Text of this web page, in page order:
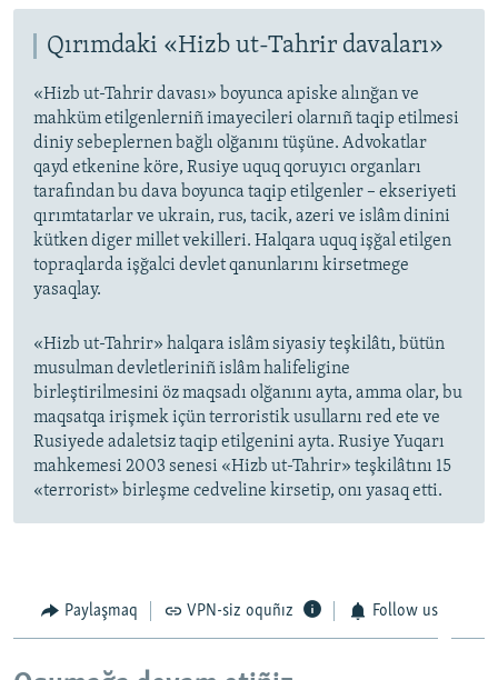
Qırımdaki «Hizb ut-Tahrir davaları»
«Hizb ut-Tahrir davası» boyunca apiske alınğan ve
mahküm etilgenlerniñ imayecileri olarnıñ taqip etilmesi
diniy sebeplernen bağlı olğanını tüşüne. Advokatlar
qayd etkenine köre, Rusiye uquq qoruyıcı organları
tarafından bu dava boyunca taqip etilgenler – ekseriyeti
qırımtatarlar ve ukrain, rus, tacik, azeri ve islâm dinini
kütken diger millet vekilleri. Halqara uquq işğal etilgen
topraqlarda işğalci devlet qanunlarını kirsetmege
yasaqlay.
«Hizb ut-Tahrir» halqara islâm siyasiy teşkilâtı, bütün
musulman devletleriniñ islâm halifeligine
birleştirilmesini öz maqsadı olğanını ayta, amma olar, bu
maqsatqa irişmek içün terroristik usullarnı red ete ve
Rusiyede adaletsiz taqip etilgenini ayta. Rusiye Yuqarı
mahkemesi 2003 senesi «Hizb ut-Tahrir» teşkilâtını 15
«terrorist» birleşme cedveline kirsetip, onı yasaq etti.
Paylaşmaq VPN-siz oquñız Follow us